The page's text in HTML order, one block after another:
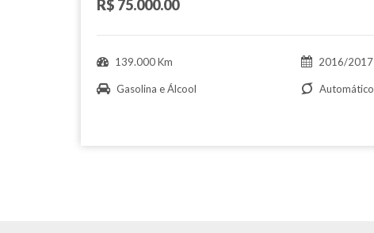
R$ 75.000.00
139.000 Km 2016/2017
Gasolina e Álcool Automático